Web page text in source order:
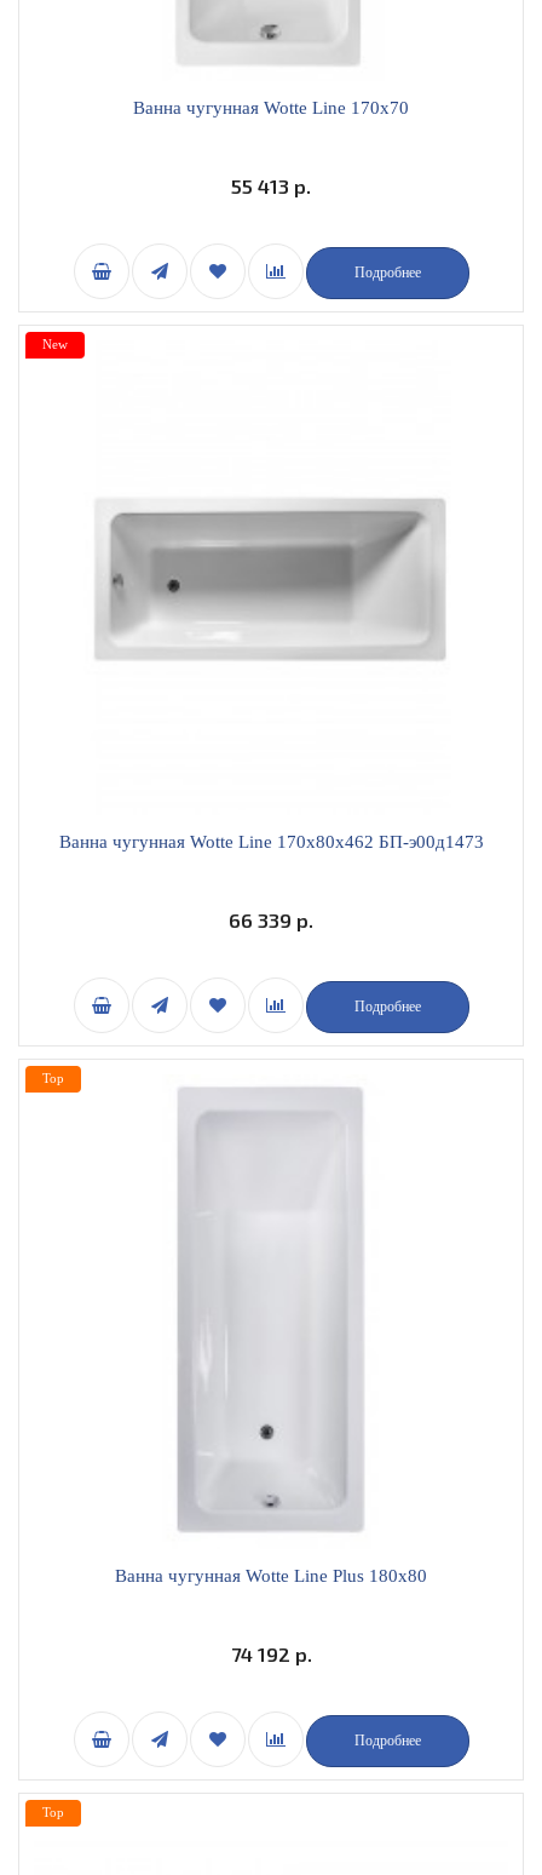
Ванна чугунная Wotte Line 170x70
55 413 р.
Подробнее
Ванна чугунная Wotte Line 170x80х462 БП-э00д1473
66 339 р.
Подробнее
New
Ванна чугунная Wotte Line Plus 180x80
74 192 р.
Подробнее
Top
Top